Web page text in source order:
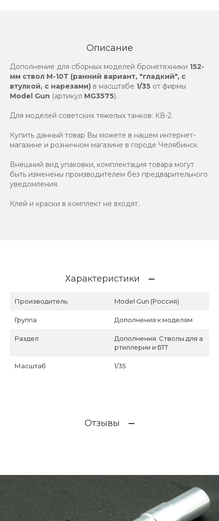
Описание
Дополнение для сборных моделей бронетехники 152-
мм ствол М-10Т (ранний вариант, "гладкий", с
втулкой, с нарезами) в масштабе 1/35 от фирмы
Model Gun (артикул MG3575).
Для моделей советских тяжелых танков: КВ-2.
Купить данный товар Вы можете в нашем интернет-
магазине и розничном магазине в городе Челябинск.
Внешний вид упаковки, комплектация товара могут
быть изменены производителем без предварительного
уведомления.
Клей и краски в комплект не входят.
Характеристики
Производитель Model Gun (Россия)
Группа Дополнения к моделям
Раздел
Дополнения. Стволы для а
ртиллерии и БТТ
Масштаб 1/35
Отзывы